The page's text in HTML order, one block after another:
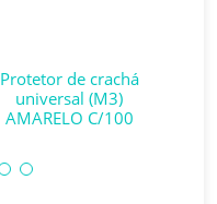
Protetor de crachá
universal (M3)
AMARELO C/100